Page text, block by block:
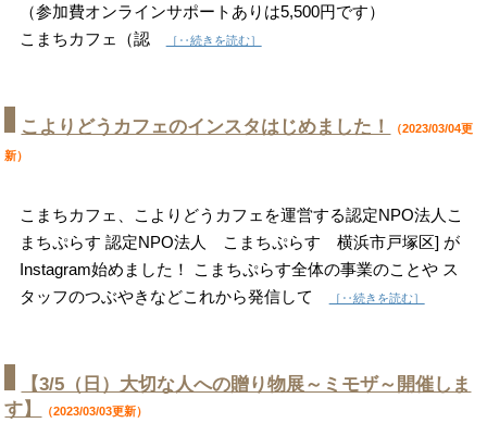
（参加費オンラインサポートありは5,500円です）
こまちカフェ（認
［‥続きを読む］
こよりどうカフェのインスタはじめました！ （2023/03/04更
新）
こまちカフェ、こよりどうカフェを運営する認定NPO法人こ
まちぷらす 認定NPO法人 こまちぷらす 横浜市戸塚区] が
Instagram始めました！ こまちぷらす全体の事業のことや ス
タッフのつぶやきなどこれから発信して
［‥続きを読む］
【3/5（日）大切な人への贈り物展～ミモザ～開催しま
す】
（2023/03/03更新）